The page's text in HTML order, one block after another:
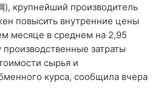
), крупнейший производитель
повысить внутренние цены
месяце в среднем на 2,95
затраты
сырья и
курса, сообщила вчера